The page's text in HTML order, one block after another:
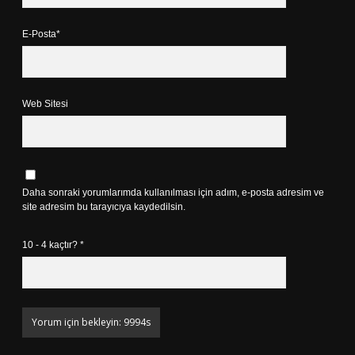
E-Posta*
Web Sitesi
Daha sonraki yorumlarımda kullanılması için adım, e-posta adresim ve
site adresim bu tarayıcıya kaydedilsin.
10 - 4 kaçtır? *